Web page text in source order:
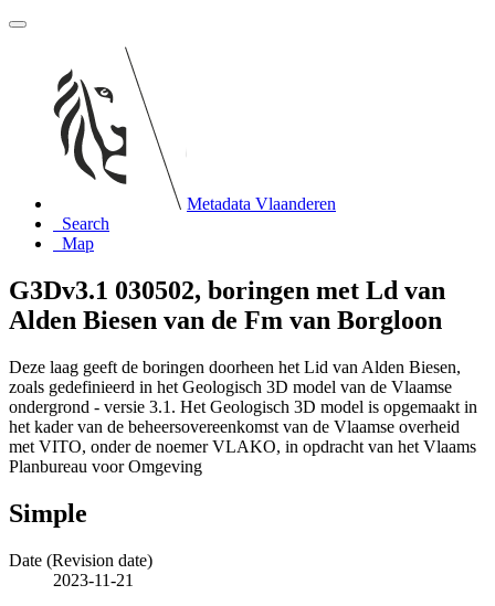
Metadata Vlaanderen
Search
Map
G3Dv3.1 030502, boringen met Ld van
Alden Biesen van de Fm van Borgloon
Deze laag geeft de boringen doorheen het Lid van Alden Biesen,
zoals gedefinieerd in het Geologisch 3D model van de Vlaamse
ondergrond - versie 3.1. Het Geologisch 3D model is opgemaakt in
het kader van de beheersovereenkomst van de Vlaamse overheid
met VITO, onder de noemer VLAKO, in opdracht van het Vlaams
Planbureau voor Omgeving
Simple
Date (Revision date)
2023-11-21